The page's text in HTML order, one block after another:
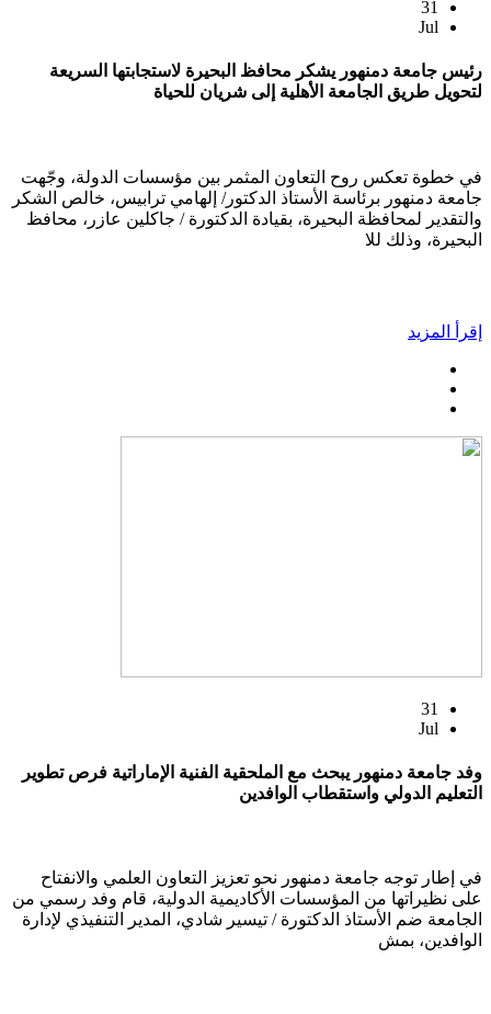
31
Jul
رئيس جامعة دمنهور يشكر محافظ البحيرة لاستجابتها السريعة
لتحويل طريق الجامعة الأهلية إلى شريان للحياة
في خطوة تعكس روح التعاون المثمر بين مؤسسات الدولة، وجّهت
جامعة دمنهور برئاسة الأستاذ الدكتور/ إلهامي ترابيس، خالص الشكر
والتقدير لمحافظة البحيرة، بقيادة الدكتورة / جاكلين عازر، محافظ
البحيرة، وذلك للا
إقرأ المزيد
31
Jul
وفد جامعة دمنهور يبحث مع الملحقية الفنية الإماراتية فرص تطوير
التعليم الدولي واستقطاب الوافدين
في إطار توجه جامعة دمنهور نحو تعزيز التعاون العلمي والانفتاح
على نظيراتها من المؤسسات الأكاديمية الدولية، قام وفد رسمي من
الجامعة ضم الأستاذ الدكتورة / تيسير شادي، المدير التنفيذي لإدارة
الوافدين، بمش